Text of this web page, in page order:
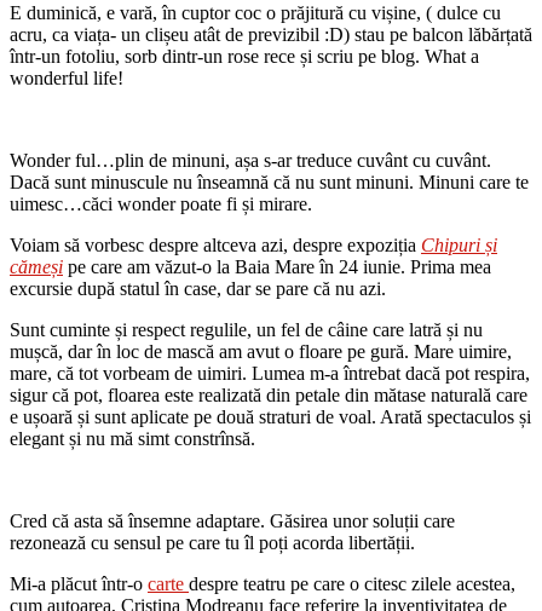
E duminică, e vară, în cuptor coc o prăjitură cu vișine, ( dulce cu
acru, ca viața- un clișeu atât de previzibil :D) stau pe balcon lăbărțată
într-un fotoliu, sorb dintr-un rose rece și scriu pe blog. What a
wonderful life!
Wonder ful…plin de minuni, așa s-ar treduce cuvânt cu cuvânt.
Dacă sunt minuscule nu înseamnă că nu sunt minuni. Minuni care te
uimesc…căci wonder poate fi și mirare.
Voiam să vorbesc despre altceva azi, despre expoziția Chipuri și
cămeși pe care am văzut-o la Baia Mare în 24 iunie. Prima mea
excursie după statul în case, dar se pare că nu azi.
Sunt cuminte și respect regulile, un fel de câine care latră și nu
mușcă, dar în loc de mască am avut o floare pe gură. Mare uimire,
mare, că tot vorbeam de uimiri. Lumea m-a întrebat dacă pot respira,
sigur că pot, floarea este realizată din petale din mătase naturală care
e ușoară și sunt aplicate pe două straturi de voal. Arată spectaculos și
elegant și nu mă simt constrînsă.
Cred că asta să însemne adaptare. Găsirea unor soluții care
rezonează cu sensul pe care tu îl poți acorda libertății.
Mi-a plăcut într-o carte despre teatru pe care o citesc zilele acestea,
cum autoarea, Cristina Modreanu face referire la inventivitatea de